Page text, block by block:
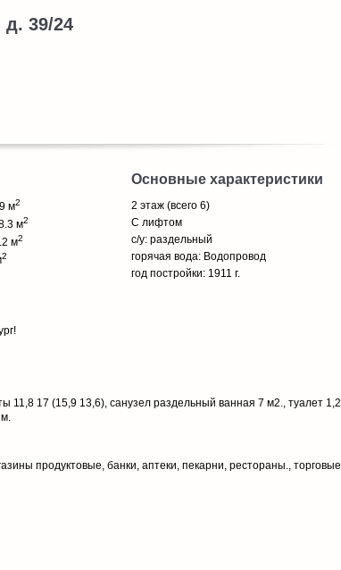
д. 39/24
м2
м2
м2
2
Основные характеристики
2 этаж (всего 6)
С лифтом
с/у: раздельный
горячая вода: Водопровод
год постройки: 1911 г.
17 (15,9 13,6), санузел раздельный ванная 7 м2., туалет 1,2
продуктовые, банки, аптеки, пекарни, рестораны., торговые